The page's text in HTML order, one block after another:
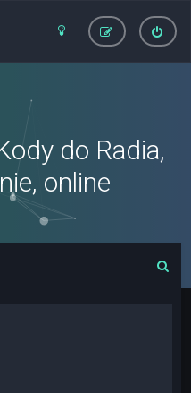
do Radia,
online